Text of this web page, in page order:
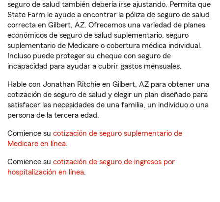
seguro de salud también debería irse ajustando. Permita que
State Farm le ayude a encontrar la póliza de seguro de salud
correcta en Gilbert, AZ. Ofrecemos una variedad de planes
económicos de seguro de salud suplementario, seguro
suplementario de Medicare o cobertura médica individual.
Incluso puede proteger su cheque con seguro de
incapacidad para ayudar a cubrir gastos mensuales.
Hable con Jonathan Ritchie en Gilbert, AZ para obtener una
cotización de seguro de salud y elegir un plan diseñado para
satisfacer las necesidades de una familia, un individuo o una
persona de la tercera edad.
Comience su cotización de seguro suplementario de
Medicare en línea.
Comience su cotización de seguro de ingresos por
hospitalización en línea.